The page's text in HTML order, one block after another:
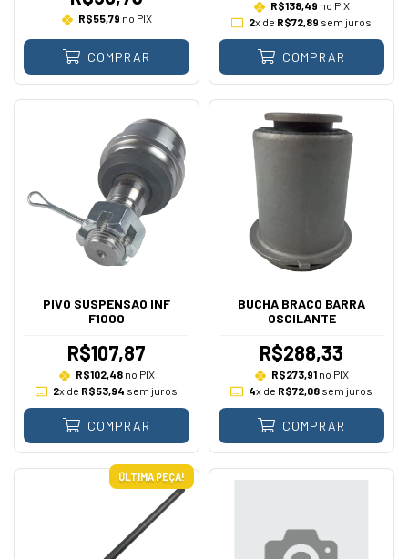
R$55,79 no PIX
COMPRAR
R$138,49 no PIX
2x de R$72,89 sem juros
COMPRAR
PIVO SUSPENSAO INF
F1000
R$107,87
R$102,48no PIX
2x de R$53,94 sem juros
COMPRAR
BUCHA BRACO BARRA
OSCILANTE
R$288,33
R$273,91no PIX
4x de R$72,08sem juros
COMPRAR
ÚLTIMA PEÇA!